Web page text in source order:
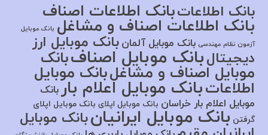
بانک اطلاعاتبانک اطلاعات اصناف
بانک اطلاعات اصناف و مشاغل بانک موبایل
آزمون نظام مهندسی بانک موبایل آلمان بانک موبایل ارز
دیجیتالبانک موبایل اصنافبانک
موبایل اصناف و مشاغلبانک موبایل
اطلاعاتبانک موبایل اعلام باربانک
موبایل اعلام بار خراسان بانک موبایل اپلای بانک موبایل اپلای
گرفتن بانک موبایل ایرانیانبانک موبایل